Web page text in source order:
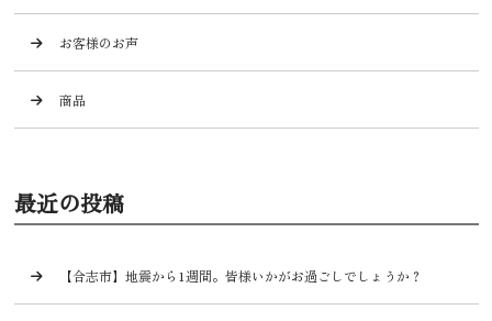
お客様のお声
商品
最近の投稿
【合志市】地震から1週間。皆様いかがお過ごしでしょうか？